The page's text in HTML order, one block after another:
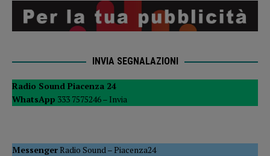
INVIA SEGNALAZIONI
Radio Sound Piacenza 24
WhatsApp 333 7575246 – Invia
MessengerRadio Sound –Piacenza24